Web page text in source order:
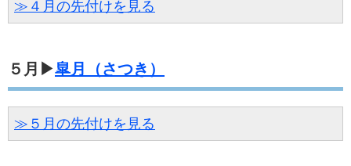
≫４月の先付けを見る
５月▶皐月（さつき）
≫５月の先付けを見る